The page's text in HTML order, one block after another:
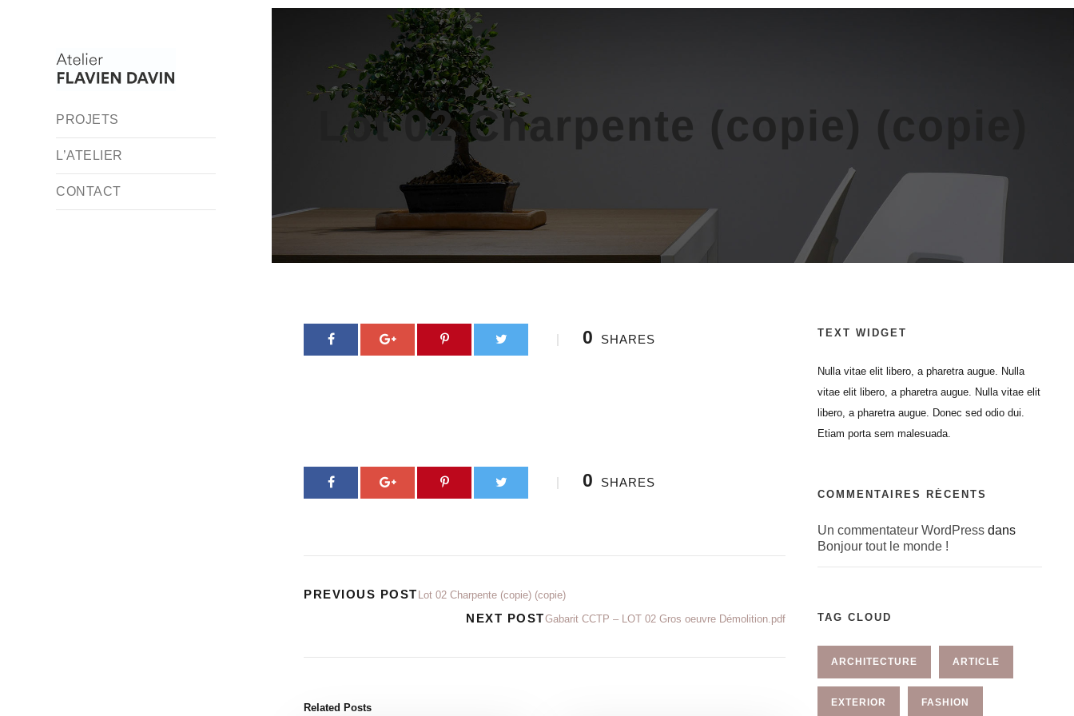
PROJETS
L’ATELIER
CONTACT
Lot 02 Charpente (copie) (copie)
0 SHARES
0 SHARES
PREVIOUS POST Lot 02 Charpente (copie) (copie)
NEXT POSTGabarit CCTP – LOT 02 Gros oeuvre Démolition.pdf
Related Posts
TEXT WIDGET
Nulla vitae elit libero, a pharetra augue. Nulla
vitae elit libero, a pharetra augue. Nulla vitae elit
libero, a pharetra augue. Donec sed odio dui.
Etiam porta sem malesuada.
COMMENTAIRES RÉCENTS
Un commentateur WordPressdans
Bonjour tout le monde !
TAG CLOUD
ARCHITECTURE ARTICLE
EXTERIOR FASHION